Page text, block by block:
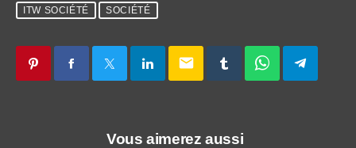
ITW SOCIÉTÉ SOCIÉTÉ
email
Vous aimerez aussi